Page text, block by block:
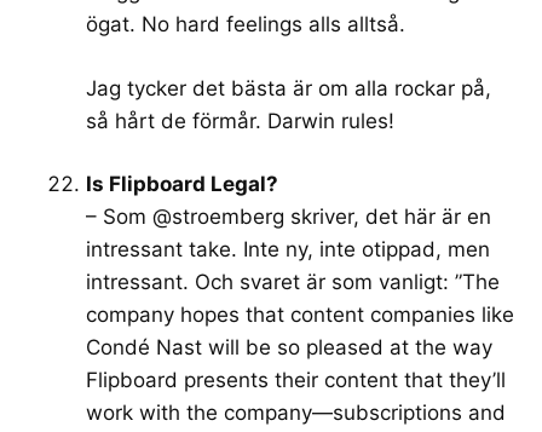
ögat. No hard feelings alls alltså.
Jag tycker det bästa är om alla rockar på,
så hårt de förmår. Darwin rules!
Is Flipboard Legal?
– Som @stroemberg skriver, det här är en
intressant take. Inte ny, inte otippad, men
intressant. Och svaret är som vanligt: ”The
company hopes that content companies like
Condé Nast will be so pleased at the way
Flipboard presents their content that they’ll
work with the company—subscriptions and